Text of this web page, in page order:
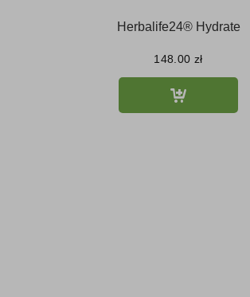
Herbalife24® Hydrate
148.00 zł